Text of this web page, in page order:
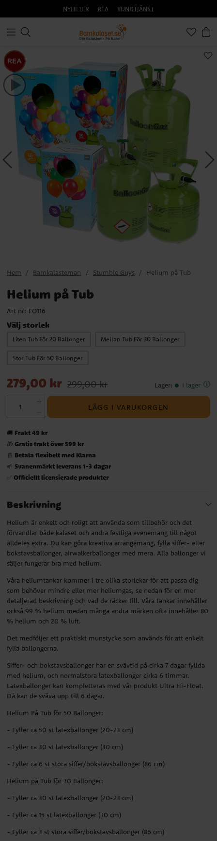
NYHETER REA KUNDTJÄNST
Hem Barnkalasteman Stumble Guys Helium på Tub
Helium på Tub
Art nr: FO116
Välj storlek
Liten Tub För 20 Ballonger Mellan Tub För 30 Ballonger
Stor Tub För 50 Ballonger
Nuvarande pris
279,00 kr 299,00 kr Lager: I lager
LÄGG I VARUKORGEN
🚚 Frakt 49 kr
🎁 Gratis frakt över 599 kr
📄 Betala flexibelt med Klarna
🌱 Svanenmärkt leverans 1-3 dagar
✅ Officiellt licensierade produkter
Beskrivning
Helium är enkelt och roligt att använda som tillbehör och det
förvandlar både kalaset och andra festliga evenemang till något
alldeles extra. Du kan göra kreativa arrangemang, fylla siffer- eller
bokstavsballonger, airwalkerballonger med mera. Alla ballonger vi
säljer fungerar bra med helium.
Våra heliumtankar kommer i tre olika storlekar för att passa dig
som behöver mindre eller mer heliumgas, se nedan för en mer
detaljerad beskrivning och vad de räcker till. Våra tankar innehåller
också 99 % helium medan många andra märken ofta innehåller 80
% helium och 20 % luft.
Det medföljer ett praktiskt munstycke som används för att enkelt
fylla ballongerna.
Siffer- och bokstavsballonger har en svävtid på cirka 7 dagar fyllda
med helium, och normalstora latexballonger cirka 6 timmar.
Latexballonger kan kompletteras med vår produkt Ultra Hi-Float.
Då kan de sväva upp till 6 dagar.
Helium På Tub för 50 Ballonger:
- Fyller ca 50 st latexballonger (20-23 cm)
- Fyller ca 30 st latexballonger (30 cm)
- Fyller ca 6 st stora siffer/bokstavsballonger (86 cm)
Helium på Tub för 30 Ballonger:
- Fyller ca 30 st latexballonger (20-23 cm)
- Fyller ca 15 st latexballonger (30 cm)
- Fyller ca 3 st stora siffer/bokstavsballonger (86 cm)